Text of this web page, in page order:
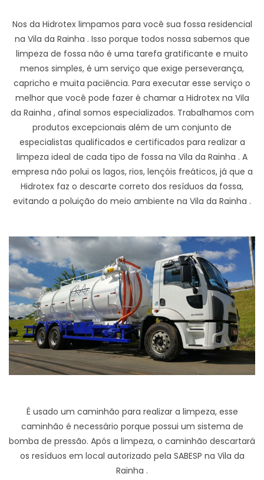
Nos da Hidrotex limpamos para você sua fossa residencial
na Vila da Rainha . Isso porque todos nossa sabemos que
limpeza de fossa não é uma tarefa gratificante e muito
menos simples, é um serviço que exige perseverança,
capricho e muita paciência. Para executar esse serviço o
melhor que você pode fazer é chamar a Hidrotex na Vila
da Rainha , afinal somos especializados. Trabalhamos com
produtos excepcionais além de um conjunto de
especialistas qualificados e certificados para realizar a
limpeza ideal de cada tipo de fossa na Vila da Rainha . A
empresa não polui os lagos, rios, lençóis freáticos, já que a
Hidrotex faz o descarte correto dos resíduos da fossa,
evitando a poluição do meio ambiente na Vila da Rainha .
É usado um caminhão para realizar a limpeza, esse
caminhão é necessário porque possui um sistema de
bomba de pressão. Após a limpeza, o caminhão descartará
os resíduos em local autorizado pela SABESP na Vila da
Rainha .